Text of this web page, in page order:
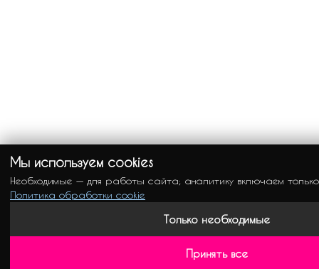
Мы используем cookies
Необходимые — для работы сайта; аналитику включаем
Политика обработки cookie
Только необходимые
Принять все